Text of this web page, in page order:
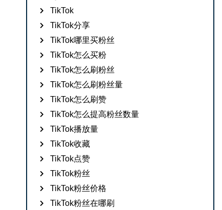
TikTok
TikTok分享
TikTok哪里买粉丝
TikTok怎么买粉
TikTok怎么刷粉丝
TikTok怎么刷粉丝量
TikTok怎么刷赞
TikTok怎么提高粉丝数量
TikTok播放量
TikTok收藏
TikTok点赞
TikTok粉丝
TikTok粉丝价格
TikTok粉丝在哪刷